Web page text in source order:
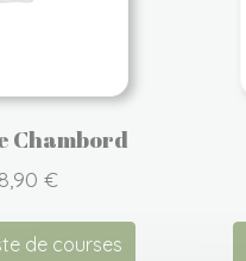
Chambord
€
de courses